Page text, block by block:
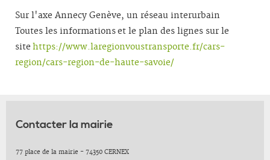
Sur l'axe Annecy Genève, un réseau interurbain
Toutes les informations et le plan des lignes sur le
site https://www.laregionvoustransporte.fr/cars-
region/cars-region-de-haute-savoie/
Contacter la mairie
77 place de la mairie - 74350 CERNEX